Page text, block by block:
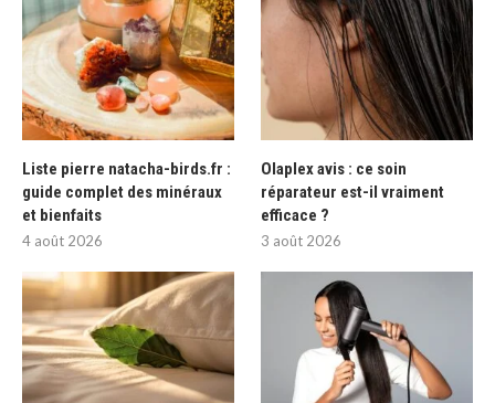
Liste pierre natacha-birds.fr :
guide complet des minéraux
et bienfaits
4 août 2026
Olaplex avis : ce soin
réparateur est-il vraiment
efficace ?
3 août 2026